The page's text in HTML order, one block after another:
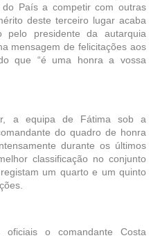
País a competir com outras
deste terceiro lugar acaba
pelo presidente da autarquia
mensagem de felicitações aos
que “é uma honra a vossa
a equipa de Fátima sob a
do quadro de honra
durante os últimos
classificação no conjunto
um quarto e um quinto
o comandante Costa